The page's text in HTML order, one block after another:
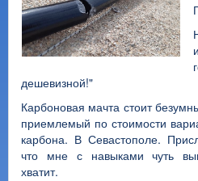
дешевизной!"
Карбоновая мачта стоит
приемлемый по стоимости
карбона. В Севастополе.
что мне с навыками чуть
хватит.